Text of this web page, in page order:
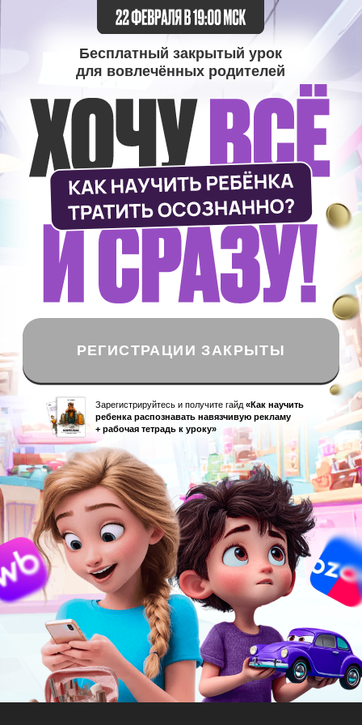
РЕГИСТРАЦИИ ЗАКРЫТЫ
Бесплатный закрытый урок
для вовлечённых родителей
Зарегистрируйтесь и получите гайд
«Как научить
ребенка распознавать навязчивую рекламу